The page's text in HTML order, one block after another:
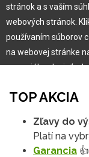
Pre zákazníka
Garancia
Užívateľský
Reklamácia
TOP AKCIA
Zľavy do
Platí na
Garancia
stránok a s vaším
webových stránok.
používaním súborov
na webovej stránke
na sociálnych
Viac informácií
Na našich